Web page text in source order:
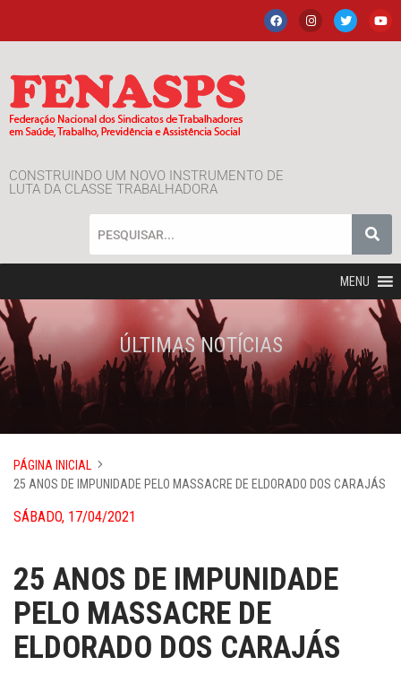
CONSTRUINDO UM NOVO INSTRUMENTO DE
LUTA DA CLASSE TRABALHADORA
MENU
ÚLTIMAS NOTÍCIAS
PÁGINA INICIAL
25 ANOS DE IMPUNIDADE PELO MASSACRE DE ELDORADO DOS CARAJÁS
SÁBADO, 17/04/2021
25 ANOS DE IMPUNIDADE
PELO MASSACRE DE
ELDORADO DOS CARAJÁS